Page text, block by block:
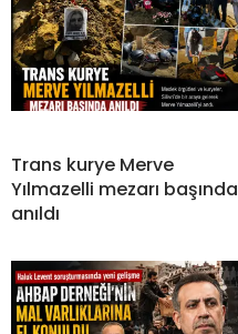
Trans kurye Merve
Yılmazelli mezarı başında
anıldı